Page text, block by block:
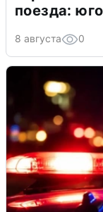
поезда:
8 августа 0